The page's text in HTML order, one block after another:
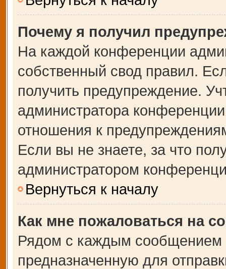
Почему я получил
На каждой конференции
собственный свод правил.
получить предупреждение.
администратора
отношения к
Если вы не знаете, за что
администратором
Вернуться к началу
Как мне пожаловаться на
Рядом с каждым сообщением
предназначенную для